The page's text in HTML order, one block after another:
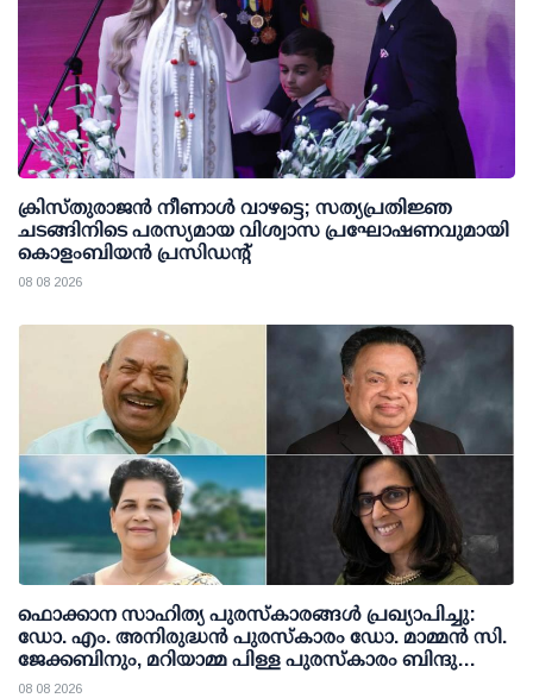
ക്രിസ്തുരാജൻ നീണാൾ വാഴട്ടെ; സത്യപ്രതിജ്ഞ
ചടങ്ങിനിടെ പരസ്യമായ വിശ്വാസ പ്രഘോഷണവുമായി
കൊളംബിയൻ പ്രസിഡന്റ്
08 08 2026
ഫൊക്കാന സാഹിത്യ പുരസ്‌കാരങ്ങള്‍ പ്രഖ്യാപിച്ചു:
ഡോ. എം. അനിരുദ്ധന്‍ പുരസ്‌കാരം ഡോ. മാമ്മന്‍ സി.
ജേക്കബിനും, മറിയാമ്മ പിള്ള പുരസ്‌കാരം ബിന്ദു
കാനയ്ക്കും
08 08 2026